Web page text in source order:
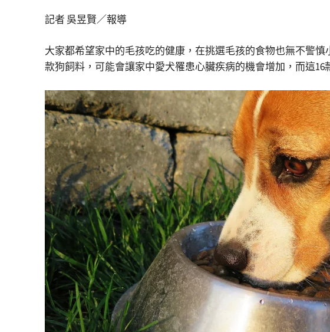
記者 吳昱賢／報導
大家都希望家中的毛孩吃的健康，在挑選毛孩的食物也無不警
款狗飼料，可能會讓家中愛犬罹患心臟疾病的機會增加，而這